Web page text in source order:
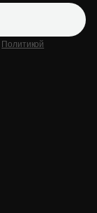
Политикой